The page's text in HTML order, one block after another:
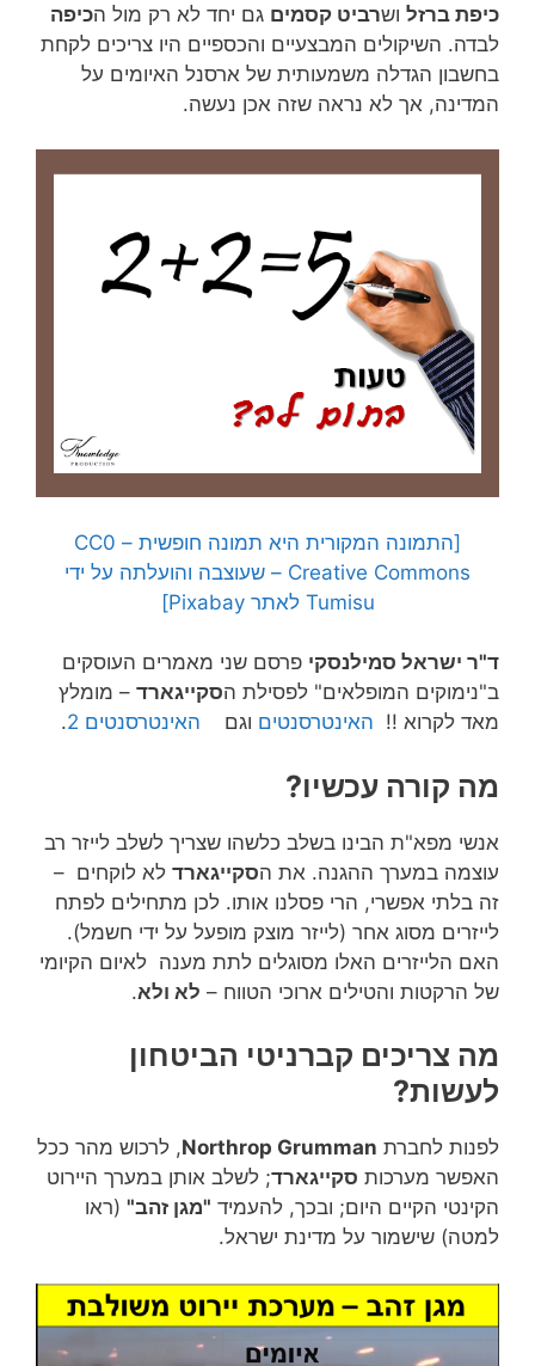
כיפת ברזל ושרביט קסמים גם יחד לא רק מול הכיפה
לבדה. השיקולים המבצעיים והכספיים היו צריכים לקחת
בחשבון הגדלה משמעותית של ארסנל האיומים על
המדינה, אך לא נראה שזה אכן נעשה.
[התמונה המקורית היא תמונה חופשית – CC0
Creative Commons – שעוצבה והועלתה על ידי
Tumisu לאתר Pixabay]
ד"ר ישראל סמילנסקי פרסם שני מאמרים העוסקים
ב"נימוקים המופלאים" לפסילת הסקייגארד – מומלץ
מאד לקרוא !! האינטרסנטים וגם האינטרסנטים 2 .
מה קורה עכשיו?
אנשי מפא"ת הבינו בשלב כלשהו שצריך לשלב לייזר רב
עוצמה במערך ההגנה. את הסקייגארד לא לוקחים –
זה בלתי אפשרי, הרי פסלנו אותו. לכן מתחילים לפתח
לייזרים מסוג אחר (לייזר מוצק מופעל על ידי חשמל).
האם הלייזרים האלו מסוגלים לתת מענה לאיום הקיומי
של הרקטות והטילים ארוכי הטווח – לא ולא.
מה צריכים קברניטי הביטחון
לעשות?
לפנות לחברת Northrop Grumman, לרכוש מהר ככל
האפשר מערכות סקייגארד; לשלב אותן במערך היירוט
הקינטי הקיים היום; ובכך, להעמיד "מגן זהב" (ראו
למטה) שישמור על מדינת ישראל.